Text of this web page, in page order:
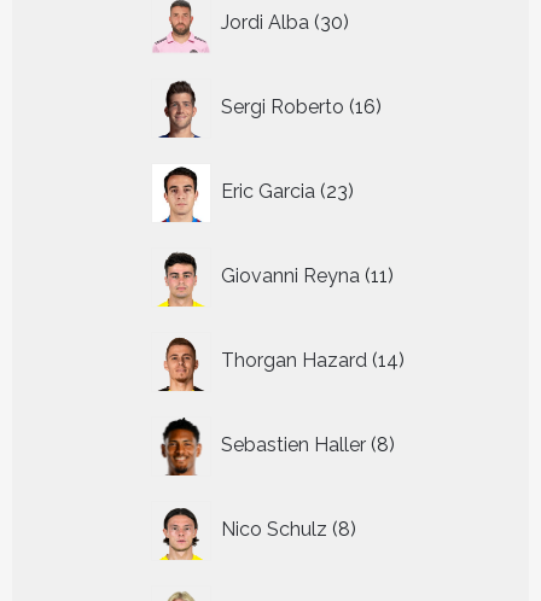
Jordi Alba 30
producten
Sergi Roberto 16
producten
Eric Garcia 23
producten
Giovanni Reyna 11
producten
Thorgan Hazard 14
producten
Sebastien Haller 8
producten
Nico Schulz 8
producten